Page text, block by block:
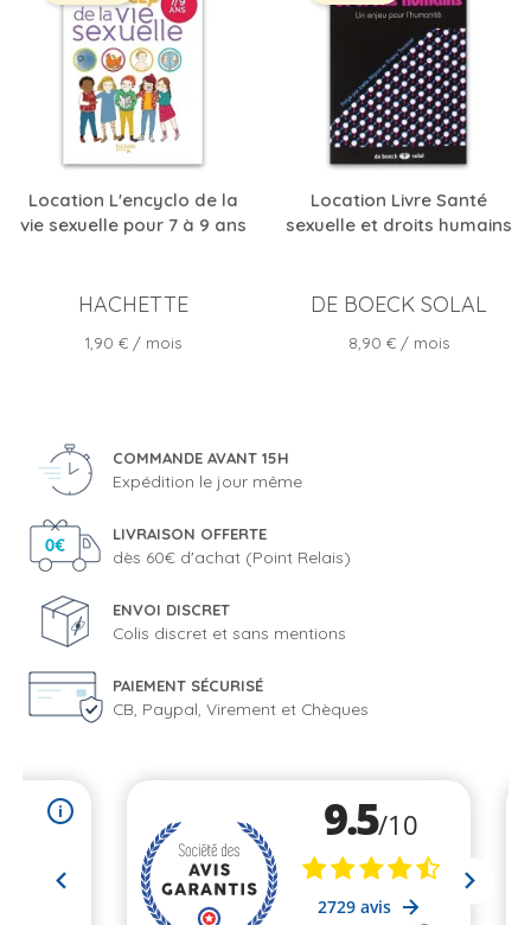
Location L'encyclo de la
vie sexuelle pour 7 à 9 ans
HACHETTE
Prix
1,90 €/ mois
Location Livre Santé
sexuelle et droits humains
DE BOECK SOLAL
Prix
8,90 €/ mois
COMMANDE AVANT 15H
Expédition le jour même
LIVRAISON OFFERTE
dès 60€ d'achat (Point Relais)
ENVOI DISCRET
Colis discret et sans mentions
PAIEMENT SÉCURISÉ
CB, Paypal, Virement et Chèques